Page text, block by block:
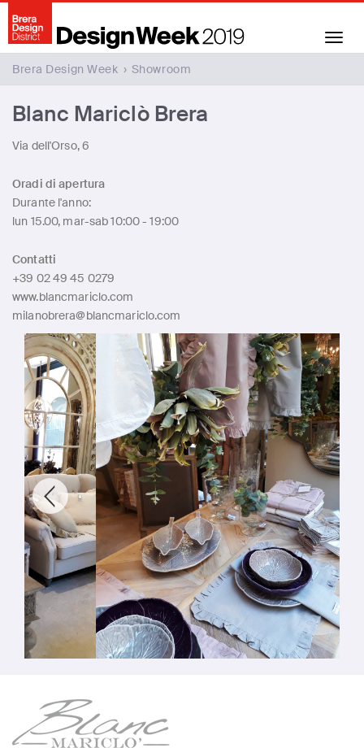
Toggle
navigation
Brera Design Week › Showroom
Blanc Mariclò Brera
Via dell'Orso, 6
Oradi di apertura
Durante l'anno:
lun 15.00, mar-sab 10:00 - 19:00
Contatti
+39 02 49 45 0279
www.blancmariclo.com
milanobrera@blancmariclo.com